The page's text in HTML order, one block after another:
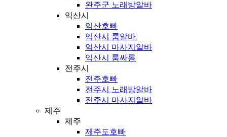
완주군 노래방알바
익산시
익산호빠
익산시 룸알바
익산시 마사지알바
익산시 룸싸롱
전주시
전주호빠
전주시 노래방알바
전주시 마사지알바
제주
제주
제주도호빠